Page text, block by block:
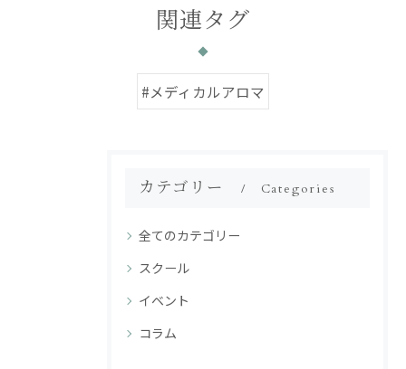
関連タグ
#メディカルアロマ
カテゴリー Categories
全てのカテゴリー
スクール
イベント
コラム